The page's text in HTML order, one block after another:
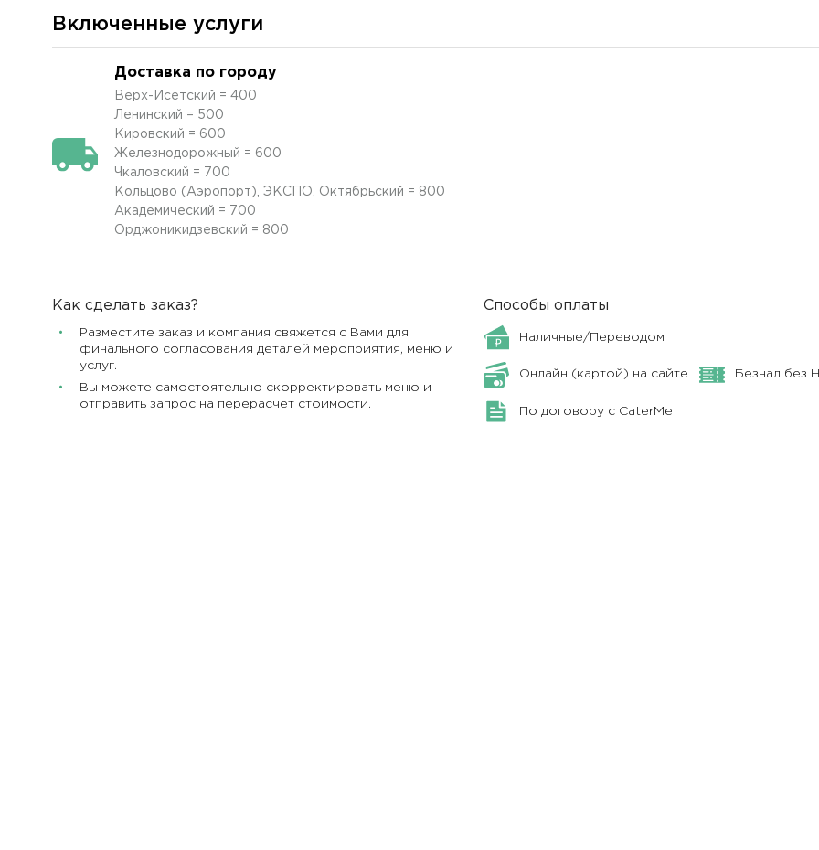
Включенные услуги
Доставка по городу
Верх-Исетский = 400
Ленинский = 500
Кировский = 600
Железнодорожный = 600
Чкаловский = 700
Кольцово (Аэропорт), ЭКСПО, Октябрьский = 800
Академический = 700
Орджоникидзевский = 800
Как сделать заказ?
Разместите заказ и компания свяжется с Вами для
финального согласования деталей мероприятия, меню и
услуг.
Вы можете самостоятельно скорректировать меню и
отправить запрос на перерасчет стоимости.
Способы оплаты
Наличные/Переводом
Онлайн (картой) на сайте Безнал без
По договору с CaterMe